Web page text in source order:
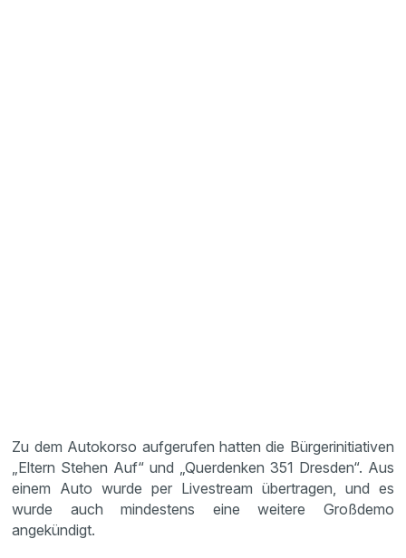
Zu dem Autokorso aufgerufen hatten die Bürgerinitiativen
„Eltern Stehen Auf“ und „Querdenken 351 Dresden“. Aus
einem Auto wurde per Livestream übertragen, und es
wurde auch mindestens eine weitere Großdemo
angekündigt.